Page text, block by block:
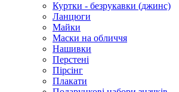
Куртки - безрукавки (джинс)
Ланцюги
Майки
Маски на обличчя
Нашивки
Перстені
Пірсінг
Плакати